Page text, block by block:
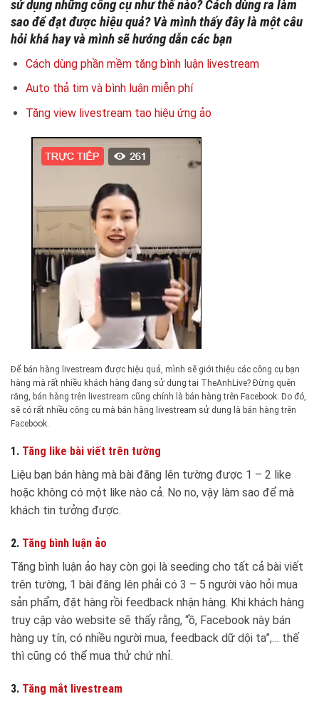
sử dụng những công cụ như thế nào? Cách dùng ra làm
sao để đạt được hiệu quả? Và mình thấy đây là một câu
hỏi khá hay và mình sẽ hướng dẫn các bạn
Cách dùng phần mềm tăng bình luận livestream
Auto thả tim và bình luận miễn phí
Tăng view livestream tạo hiệu ứng ảo
Để bán hàng livestream được hiệu quả, mình sẽ giới thiệu các công cụ bạn
hàng mà rất nhiều khách hàng đang sử dụng tại TheAnhLive? Đừng quên
rằng, bán hàng trên livestream cũng chính là bán hàng trên Facebook. Do đó,
sẽ có rất nhiều công cụ mà bán hàng livestream sử dụng là bán hàng trên
Facebook.
1. Tăng like bài viết trên tường
Liệu bạn bán hàng mà bài đăng lên tường được 1 – 2 like
hoặc không có một like nào cả. No no, vậy làm sao để mà
khách tin tưởng được.
2. Tăng bình luận ảo
Tăng bình luận ảo hay còn gọi là seeding cho tất cả bài viết
trên tường, 1 bài đăng lên phải có 3 – 5 người vào hỏi mua
sản phẩm, đặt hàng rồi feedback nhận hàng. Khi khách hàng
truy cập vào website sẽ thấy rằng, “ồ, Facebook này bán
hàng uy tín, có nhiều người mua, feedback dữ dội ta”,… thế
thì cũng có thể mua thử chứ nhỉ.
3. Tăng mắt livestream